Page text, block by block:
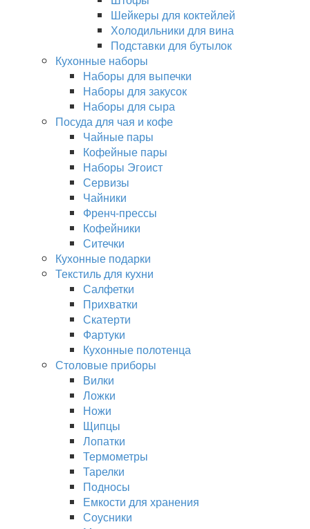
Шейкеры для коктейлей
Холодильники для вина
Подставки для бутылок
Кухонные наборы
Наборы для выпечки
Наборы для закусок
Наборы для сыра
Посуда для чая и кофе
Чайные пары
Кофейные пары
Наборы Эгоист
Сервизы
Чайники
Френч-прессы
Кофейники
Ситечки
Кухонные подарки
Текстиль для кухни
Салфетки
Прихватки
Скатерти
Фартуки
Кухонные полотенца
Столовые приборы
Вилки
Ложки
Ножи
Щипцы
Лопатки
Термометры
Тарелки
Подносы
Емкости для хранения
Соусники